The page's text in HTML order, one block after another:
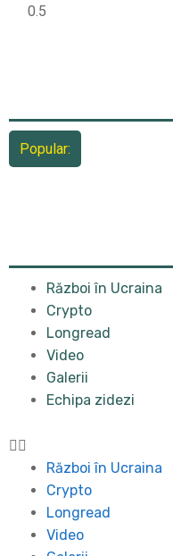
Popular:
Război în Ucraina
Crypto
Longread
Video
Galerii
Echipa zidezi
Război în Ucraina
Crypto
Longread
Video